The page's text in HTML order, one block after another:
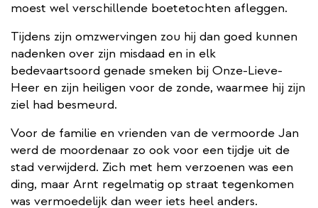
moest wel verschillende boetetochten afleggen.
Tijdens zijn omzwervingen zou hij dan goed kunnen
nadenken over zijn misdaad en in elk
bedevaartsoord genade smeken bij Onze-Lieve-
Heer en zijn heiligen voor de zonde, waarmee hij zijn
ziel had besmeurd.
Voor de familie en vrienden van de vermoorde Jan
werd de moordenaar zo ook voor een tijdje uit de
stad verwijderd. Zich met hem verzoenen was een
ding, maar Arnt regelmatig op straat tegenkomen
was vermoedelijk dan weer iets heel anders.